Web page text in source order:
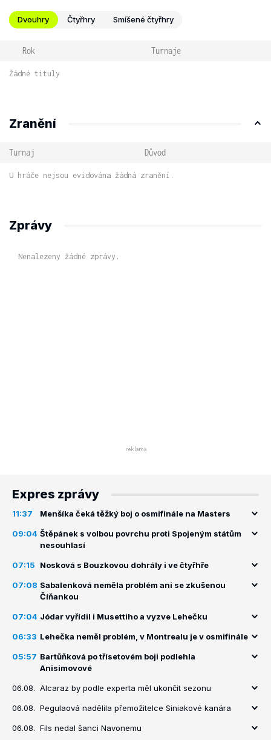
Dvouhry Čtyřhry Smíšené čtyřhry
Rok Turnaje
Žádné tituly
Zranění
Turnaj Důvod
U hráče nejsou evidována žádná zranění.
Zprávy
Nenalezeny žádné zprávy.
Expres zprávy
11:37 Menšíka čeká těžký boj o osmifinále na Masters
09:04 Štěpánek s volbou povrchu proti Spojeným státům
nesouhlasí
07:15 Nosková s Bouzkovou dohrály i ve čtyřhře
07:08 Sabalenková neměla problém ani se zkušenou
Číňankou
07:04 Jódar vyřídil i Musettiho a vyzve Lehečku
06:33 Lehečka neměl problém, v Montrealu je v osmifinále
05:57 Bartůňková po třísetovém boji podlehla
Anisimovové
06.08. Alcaraz by podle experta měl ukončit sezonu
06.08. Pegulaová nadělila přemožitelce Siniakové kanára
06.08. Fils nedal šanci Navonemu